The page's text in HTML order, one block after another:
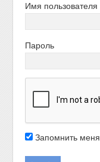
Имя пользователя
Пароль
Запомнить меня